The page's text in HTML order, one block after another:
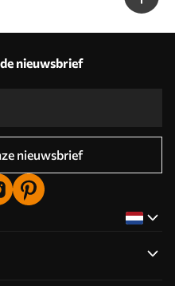
nieuwsbrief
nieuwsbrief